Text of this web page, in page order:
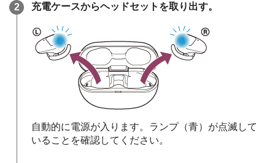
充電ケースからヘッドセットを取り出す。
自動的に電源が入ります。ランプ（青）が点滅して
いることを確認してください。